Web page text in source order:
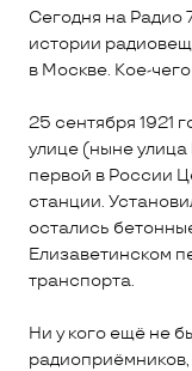
Сегодня на Радио
истории
в Москве. Кое-
25 сентября 1921
улице (ныне
первой в России
станции.
остались
Елизаветинском
транспорта.
Ни у кого ещё не